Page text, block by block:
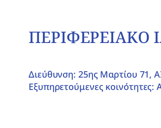
ΠΕΡΙΦΕΡΕΙΑΚΟ
Διεύθυνση: 25ης Μαρτίου 71,
Εξυπηρετούμενες κοινότητες: